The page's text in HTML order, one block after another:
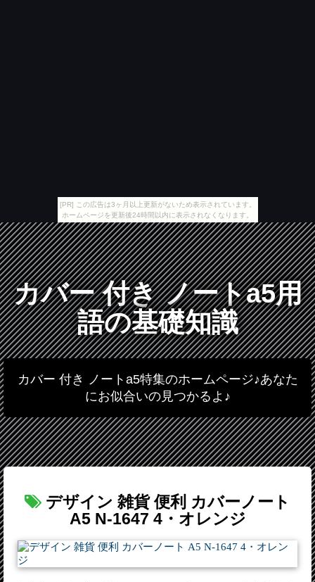
[PR] この広告は3ヶ月以上更新がないため表示されています。
ホームページを更新後24時間以内に表示されなくなります。
カバー 付き ノートa5用
語の基礎知識
カバー 付き ノートa5特集のホームページ♪あなた
にお似合いの見つかるよ♪
デザイン 雑貨 便利 カバーノート
A5 N-1647 4・オレンジ